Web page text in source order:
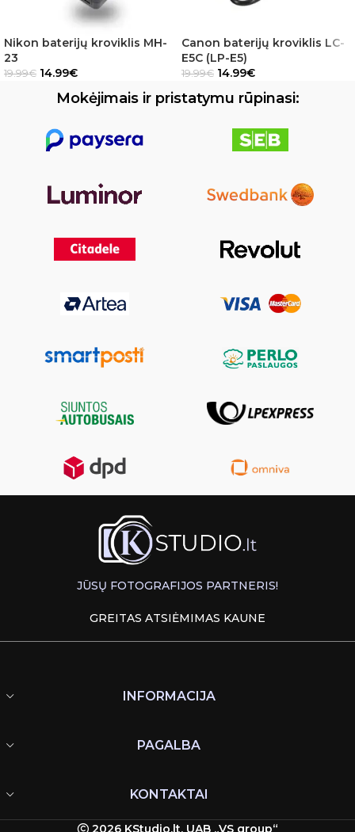
Nikon baterijų kroviklis MH-
23
19.99€ 14.99€
Canon baterijų kroviklis LC-
E5C (LP-E5)
19.99€ 14.99€
Mokėjimais ir pristatymu rūpinasi:
JŪSŲ FOTOGRAFIJOS PARTNERIS!
GREITAS ATSIĖMIMAS KAUNE
INFORMACIJA
PAGALBA
KONTAKTAI
2026 KStudio.lt, UAB „VS group“